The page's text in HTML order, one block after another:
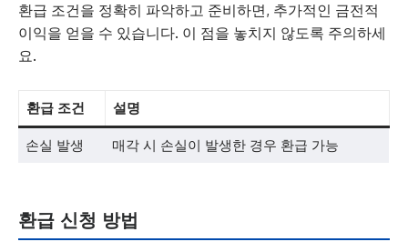
환급 조건을 정확히 파악하고 준비하면, 추가적인 금전적
이익을 얻을 수 있습니다. 이 점을 놓치지 않도록 주의하세
요.
환급 조건 설명
손실 발생 매각 시 손실이 발생한 경우 환급 가능
환급 신청 방법